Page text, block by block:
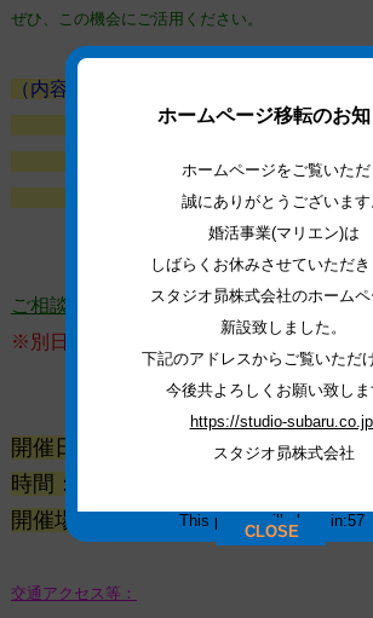
ぜひ、この機会にご活用ください。
（内容）
２．親子で話すキッカケの作
３．親と親のお見合いとはなに
４．その他 結婚に関する質問
ご相談は無料です（ご予約の方優先）
※別日をご希望の方もご対応致します
開催日：平成27年11月27日(金)・28
時間：9:00 ～
開催場所：スタジオ昴２Ｆ（鳥取市南吉方1
交通アクセス等：
This popup will close in:57
ホームページ移転のお
ホームページをご覧いただ
誠にありがとうございます
婚活事業(マリエン)は
しばらくお休みさせていただき
スタジオ昴株式会社のホーム
新設致しました。
下記のアドレスからご覧いただ
今後共よろしくお願い致しま
https://studio-
スタジオ昴株式会社
CLOSE